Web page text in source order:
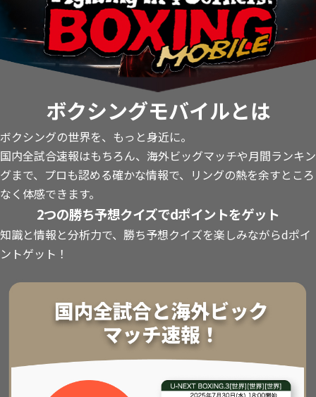
ボクシングモバイルとは
ボクシングの世界を、もっと身近に。
国内全試合速報はもちろん、海外ビッグマッチや月間ランキン
グまで、プロも認める確かな情報で、リングの熱を余すところ
なく体感できます。
2つの勝ち予想クイズでdポイントをゲット
知識と情報と分析力で、勝ち予想クイズを楽しみながらdポイ
ントゲット！